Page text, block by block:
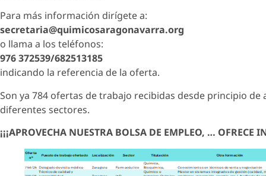
Para más información dirígete a:
secretaria@quimicosaragonavarra.org
o llama a los teléfonos:
976 372539/682513185
indicando la referencia de la oferta.
Son ya 784 ofertas de trabajo recibidas desde principio
diferentes sectores.
¡¡¡APROVECHA NUESTRA BOLSA DE EMPLEO, … OFRECE